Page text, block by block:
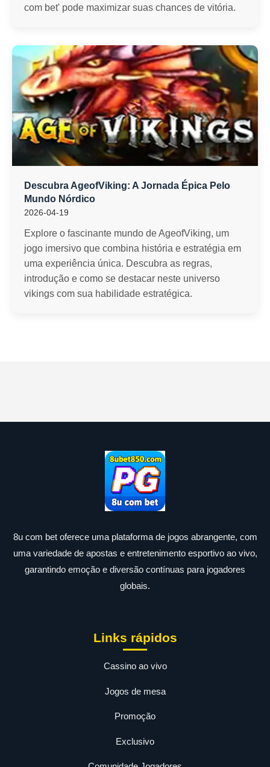
com bet' pode maximizar suas chances de vitória.
Descubra AgeofViking: A Jornada Épica Pelo
Mundo Nórdico
2026-04-19
Explore o fascinante mundo de AgeofViking, um
jogo imersivo que combina história e estratégia em
uma experiência única. Descubra as regras,
introdução e como se destacar neste universo
vikings com sua habilidade estratégica.
8u com bet oferece uma plataforma de jogos abrangente, com
uma variedade de apostas e entretenimento esportivo ao vivo,
garantindo emoção e diversão contínuas para jogadores
globais.
Links rápidos
Cassino ao vivo
Jogos de mesa
Promoção
Exclusivo